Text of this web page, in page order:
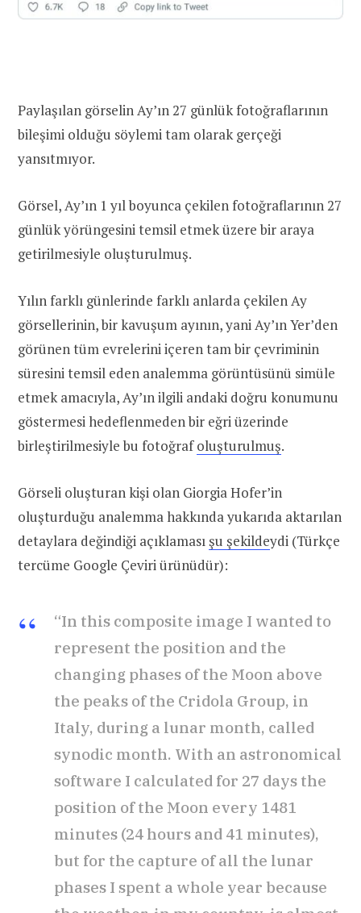
Paylaşılan görselin Ay’ın 27 günlük fotoğraflarının
bileşimi olduğu söylemi tam olarak gerçeği
yansıtmıyor.
Görsel, Ay’ın 1 yıl boyunca çekilen fotoğraflarının 27
günlük yörüngesini temsil etmek üzere bir araya
getirilmesiyle oluşturulmuş.
Yılın farklı günlerinde farklı anlarda çekilen Ay
görsellerinin, bir kavuşum ayının, yani Ay’ın Yer’den
görünen tüm evrelerini içeren tam bir çevriminin
süresini temsil eden analemma görüntüsünü simüle
etmek amacıyla, Ay’ın ilgili andaki doğru konumunu
göstermesi hedeflenmeden bir eğri üzerinde
birleştirilmesiyle bu fotoğrafoluşturulmuş.
Görseli oluşturan kişi olan Giorgia Hofer’in
oluşturduğu analemma hakkında yukarıda aktarılan
detaylara değindiği açıklamasışu şekildeydi (Türkçe
tercüme Google Çeviri ürünüdür):
“In this composite image I wanted to
represent the position and the
changing phases of the Moon above
the peaks of the Cridola Group, in
Italy, during a lunar month, called
synodic month. With an astronomical
software I calculated for 27 days the
position of the Moon every 1481
minutes (24 hours and 41 minutes),
but for the capture of all the lunar
phases I spent a whole year because